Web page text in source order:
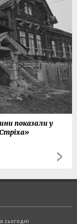
показали у
сьогодні